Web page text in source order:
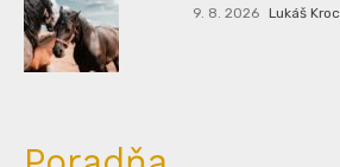
9. 8. 2026 Lukáš Kroc